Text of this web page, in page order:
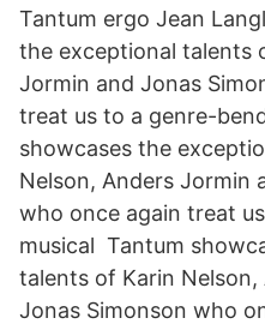
Tantum ergo Jean
the exceptional talents
Jormin and Jonas
treat us to a genre-
showcases the
Nelson, Anders Jormin
who once again treat
musical Tantum
talents of Karin
Jonas Simonson who